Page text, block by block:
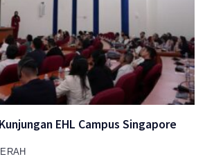
EHL Campus Singapore